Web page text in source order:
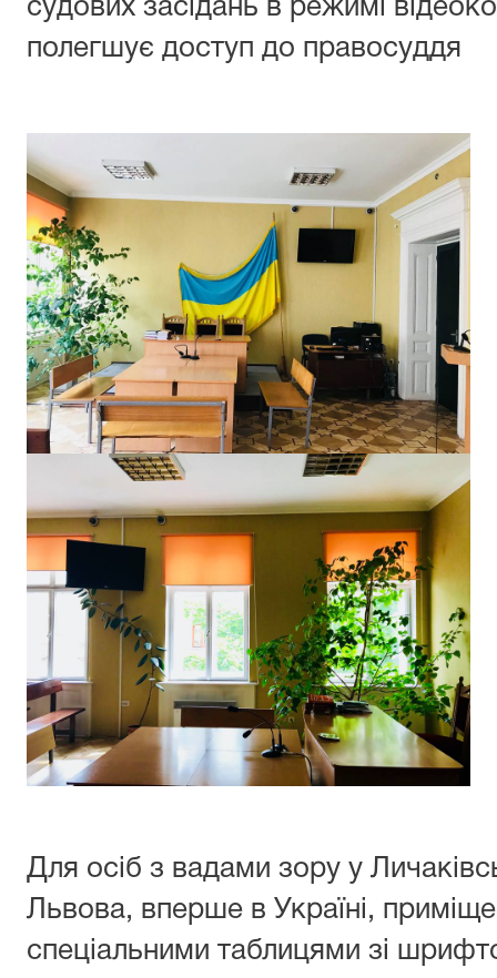
судових засідань в режимі
полегшує доступ до правосуддя
Для осіб з вадами зору у
Львова, вперше в Україні,
спеціальними таблицями зі